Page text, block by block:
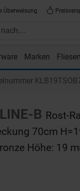
Überweisung
Marken
B Rost-
70cm
Höhe: 19